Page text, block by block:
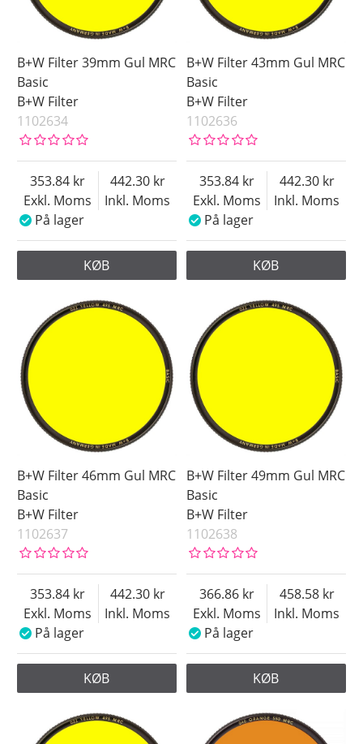
Pris
62 mm
67 mm
Saldo
På lager
B+W Filter 39mm Gul MRC
Basic
B+W Filter
1102634
Exkl. Moms
353.84
Inkl. Moms
442.30
På lager
KØB
B+W Filter 43mm Gul MRC
Basic
B+W Filter
1102636
Exkl. Moms
353.84
Inkl. Moms
442.30
På lager
KØB
B+W Filter 46mm Gul MRC
Basic
B+W Filter
1102637
Exkl. Moms
353.84
Inkl. Moms
442.30
På lager
KØB
B+W Filter 49mm Gul MRC
Basic
B+W Filter
1102638
Exkl. Moms
366.86
Inkl. Moms
458.58
På lager
KØB